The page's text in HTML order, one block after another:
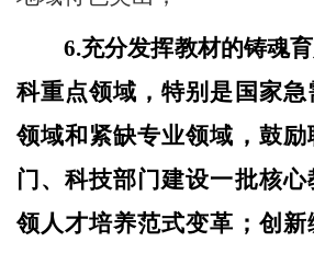
6.充分发挥教材的铸魂
科重点领域，特别是国家
领域和紧缺专业领域，鼓
门、科技部门建设一批核心
领人才培养范式变革；创